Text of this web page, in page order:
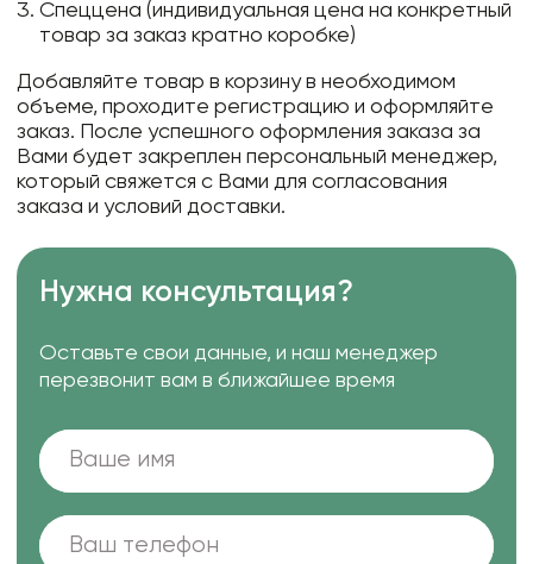
Спеццена (индивидуальная цена на конкретный
товар за заказ кратно коробке)
Добавляйте товар в корзину в необходимом
объеме, проходите регистрацию и оформляйте
заказ. После успешного оформления заказа за
Вами будет закреплен персональный менеджер,
который свяжется с Вами для согласования
заказа и условий доставки.
Нужна консультация?
Оставьте свои данные, и наш менеджер
перезвонит вам в ближайшее время